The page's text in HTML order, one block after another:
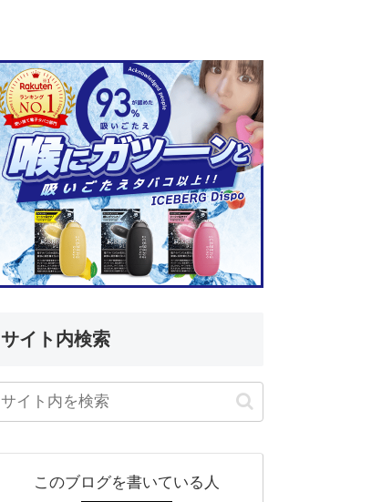
サイト内検索
このブログを書いている人